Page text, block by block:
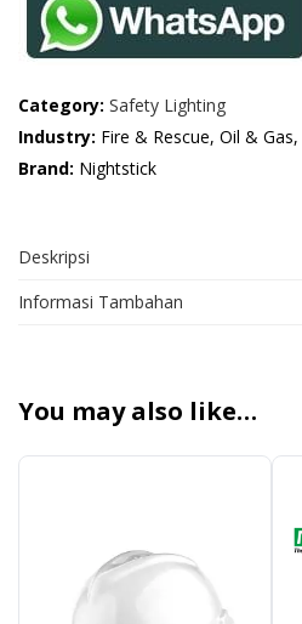
Category: Safety Lighting
Industry: Fire & Rescue, Oil &
Brand: Nightstick
Deskripsi
Informasi Tambahan
You may also like…